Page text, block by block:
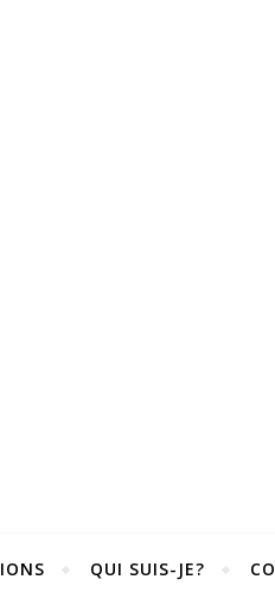
QUI SUIS-JE?